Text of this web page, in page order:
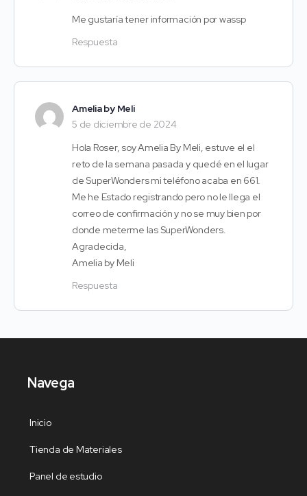
Me gustaría tener información por wassp
Respuesta
Amelia by Meli
5 de diciembre de 2024
Hola Roser, soy Amelia By Meli, estuve el el
reto de la semana pasada y quedé en el lugar
de SuperWonders mi teléfono acaba en 661.
Me he Estado registrando pero no le llega el
correo de confirmación y no se muy bien por
donde meterme las SuperWonders.
Agradecida,
Amelia by Meli
Respuesta
Navega
Inicio
Tienda de Materiales
Panel de estudio